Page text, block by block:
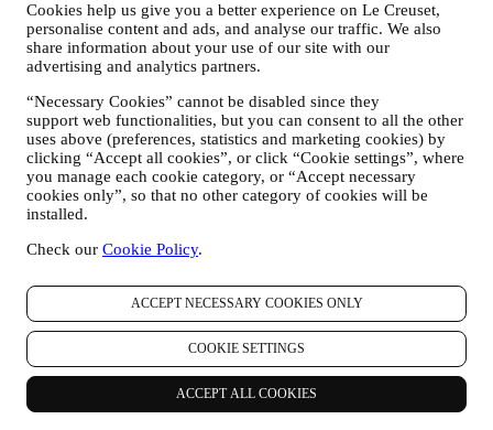
Cookies help us give you a better experience on Le Creuset,
personalise content and ads, and analyse our traffic. We also
share information about your use of our site with our
advertising and analytics partners.
“Necessary Cookies” cannot be disabled since they
support web functionalities, but you can consent to all the other
uses above (preferences, statistics and marketing cookies) by
clicking “Accept all cookies”, or click “Cookie settings”, where
you manage each cookie category, or “Accept necessary
cookies only”, so that no other category of cookies will be
installed.
Check our Cookie Policy.
ACCEPT NECESSARY COOKIES ONLY
COOKIE SETTINGS
ACCEPT ALL COOKIES
cliquer sur le lien de désinscription figurant au bas de chaque
e-mail). En tout état de cause, si vous souhaitez mettre fin à
l'une de nos activités marketing, veuillez nous envoyer un
courrier électronique à l'adresse:
Votre désinscription sera traitée dans les meilleurs délais, mais
dans certaines circonstances, il se peut que vous receviez
quelques communications supplémentaires jusqu'à ce que
votre désinscription soit complètement traitée.Veuillez garder
à l’esprit que nous ne transmettons pas et ne vendons pas vos
coordonnées et autres données personnelles à d’autres sociétés
à des fins marketing.
NOS OFFRES, AMÉLIORANT AINSI L’EXPÉRIENCE
Nous souhaitons utiliser vos données pour adapter nos
services et nos offres à vos besoins et préférences en vue de
vous proposer une expérience Le Creuset personnalisée. Nous
faisons cela en analysant par exemple vos habitudes ou vos
centres d’intérêt, en relation avec les produits les plus
consultés, votre interaction avec nous sur les réseaux sociaux,
les pages de notre Site web que vous visitez, le contenu de